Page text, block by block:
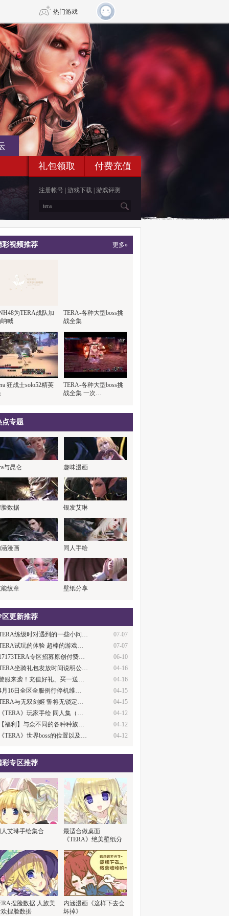
热门游戏
DNF 传奇4
剑网3旗舰版 新天龙八部
诛仙世界 新仙侠5
礼包领取
付费充值
注册帐号 游戏下载 游戏评测
彩视频推荐 更多»
为TERA战队加
喊
TERA-各种大型boss挑
战全集
狂战士solo52精英
TERA-各种大型boss挑
战全集 一次…
点专题
与昆仑 趣味漫画
数据 银发艾琳
漫画 同人手绘
纹章 壁纸分享
区更新推荐
07-07
练级时对遇到的一些小问…
07-07
试玩的体验 超棒的游戏…
06-10
专区招募原创付费…
04-16
坐骑礼包发放时间说明公…
04-16
服来袭！充值好礼、买一送…
04-15
月16日全区全服例行停机维…
04-15
与无双剑姬 誓将无锁定…
04-12
TERA》玩家手绘 同人集（…
04-12
福利】与众不同的各种种族…
04-12
TERA》世界boss的位置以及…
彩专区推荐
艾琳手绘集合
最适合做桌面
《TERA》绝美壁纸分
捏脸数据 人族美
捏脸数据
内涵漫画《这样下去会
坏掉》